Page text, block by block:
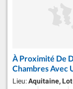
À Proximité De
Chambres Avec
Lieu:Aquitaine,